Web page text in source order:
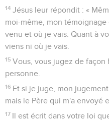
14 Jésus leur répondit : «
moi-même, mon témoignage
venu et où je vais. Quant à
viens ni où je vais.
15 Vous, vous jugez de
personne.
16 Et si je juge, mon
mais le Père qui m'a envoyé
17 Il est écrit dans votre loi